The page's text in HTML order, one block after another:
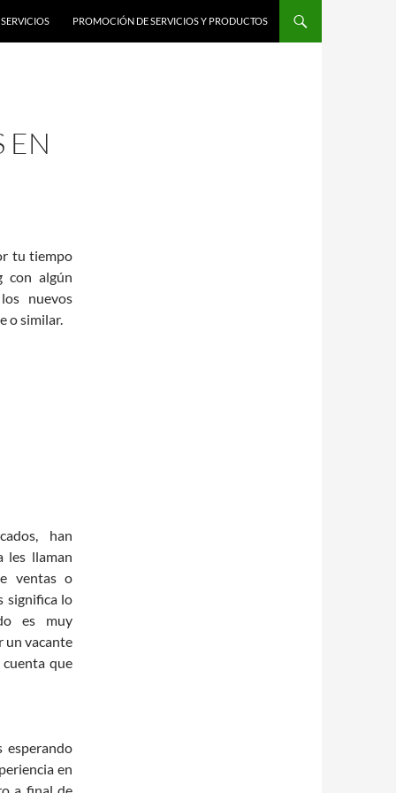
SERVICIOS PROMOCIÓN DE SERVICIOS Y PRODUCTOS
EN
tu tiempo
con algún
nuevos
o similar.
han
les llaman
ventas o
significa lo
es muy
un vacante
que
esperando
en